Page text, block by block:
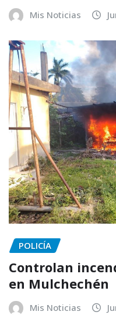
Mis Noticias
POLICÍA
Controlan
en Mulchechén
Mis Noticias